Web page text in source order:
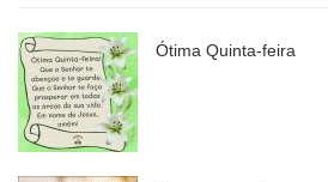
Ótima Quinta-feira